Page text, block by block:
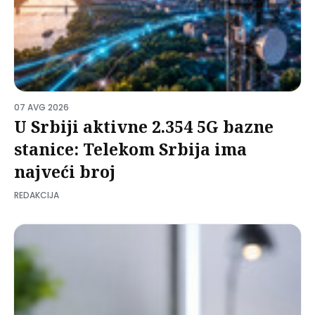
07 AVG 2026
U Srbiji aktivne 2.354 5G bazne
stanice: Telekom Srbija ima
najveći broj
REDAKCIJA